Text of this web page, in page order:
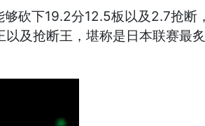
砍下19.2分12.5板以及2.7抢
及抢断王，堪称是日本联赛